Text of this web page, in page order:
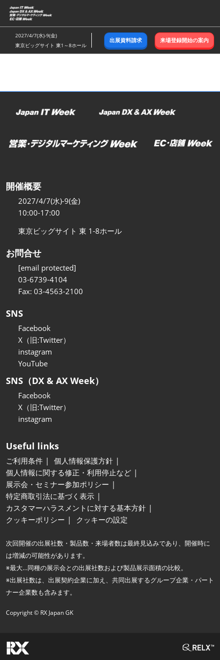
ス
キ
ッ
し
む
2027/4/7(水)-9(金)
東京ビッグサイト 東1～8ホール
出展資料請求 来場登録開始の案内
開催概要
2027/4/7(水)-9(金)
10:00-17:00
東京ビッグサイト 東 1-8ホール
お問合せ
[email protected]
03-6739-4104
Fax: 03-4563-2100
SNS
Facebook
X（旧:Twitter）
instagram
YouTube
SNS（DX & AX Week）
Facebook
X（旧:Twitter）
instagram
Useful links
ご利用条件
個人情報保護方針
個人情報に関する修正・利用停止など
展示会・セミナー参加ポリシー
特定商取引法に基づく表示
カスタマーハラスメントに対する基本方針
クッキーポリシー
クッキーの設定
次回開催の出展社数・製品数・来場者数は最終見込みであり、開催時に
は増減の可能性があります。
※最大…同種の展示会との出展社数および製品展示面積の比較。
※出展社数は、出展契約企業に加え、共同出展するグループ企業・パート
ナー企業数も含みます。
Copyright © RX Japan GK